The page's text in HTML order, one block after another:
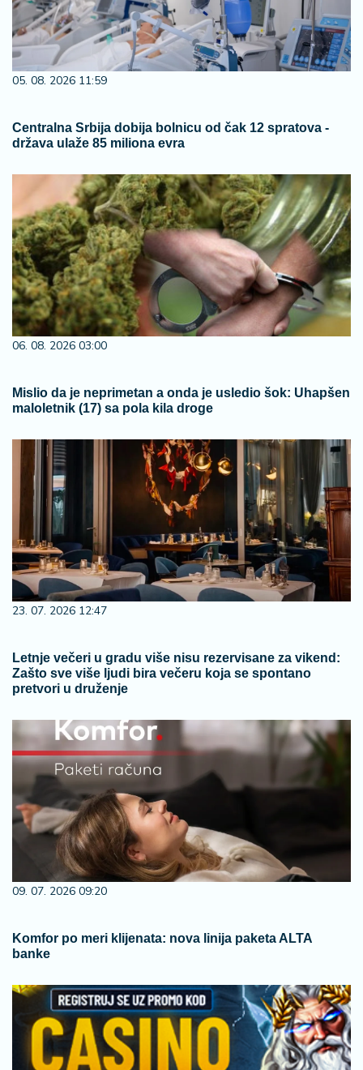
05. 08. 2026 11:59
Centralna Srbija dobija bolnicu od čak 12 spratova -
država ulaže 85 miliona evra
06. 08. 2026 03:00
Mislio da je neprimetan a onda je usledio šok: Uhapšen
maloletnik (17) sa pola kila droge
23. 07. 2026 12:47
Letnje večeri u gradu više nisu rezervisane za vikend:
Zašto sve više ljudi bira večeru koja se spontano
pretvori u druženje
09. 07. 2026 09:20
Komfor po meri klijenata: nova linija paketa ALTA
banke